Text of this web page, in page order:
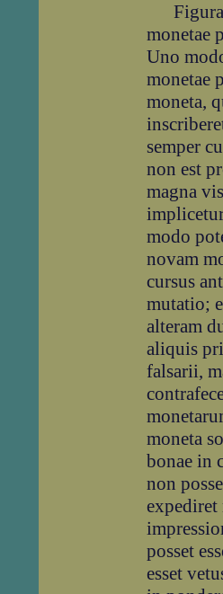
Figura
monetae
Uno
monetae
moneta,
semper
non est
magna
modo
novam
cursus
mutatio;
alteram
aliquis
falsarii,
moneta
bonae in
non
posset
esset